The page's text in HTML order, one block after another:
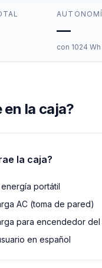
—
con 1024
en la caja?
la caja?
portátil
AC (toma de pared)
para encendedor del
en español